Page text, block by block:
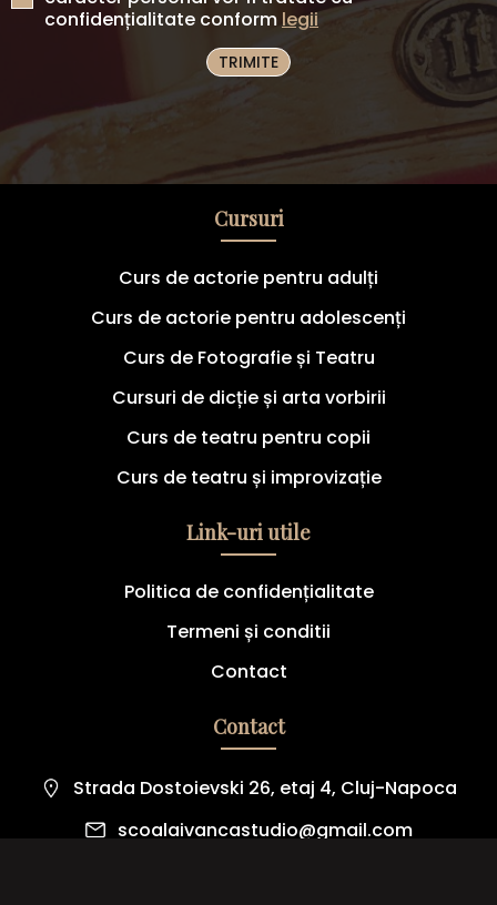
confidențialitate conform legii
TRIMITE
Cursuri
Curs de actorie pentru adulți
Curs de actorie pentru adolescenți
Curs de Fotografie și Teatru
Cursuri de dicție și arta vorbirii
Curs de teatru pentru copii
Curs de teatru și improvizație
Link-uri utile
Politica de confidențialitate
Termeni și conditii
Contact
Contact
Strada Dostoievski 26, etaj 4, Cluj-Napoca
scoalaivancastudio@gmail.com